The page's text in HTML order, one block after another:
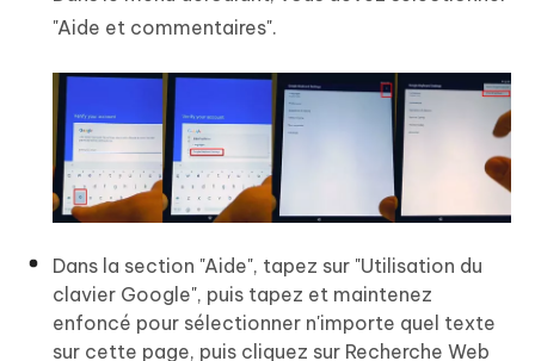
"Aide et commentaires".
Dans la section "Aide", tapez sur "Utilisation du
clavier Google", puis tapez et maintenez
enfoncé pour sélectionner n'importe quel texte
sur cette page, puis cliquez sur Recherche Web